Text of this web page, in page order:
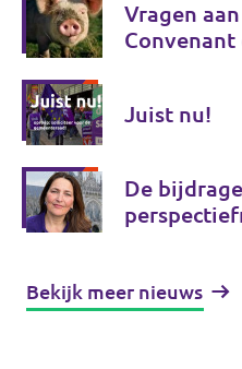
Vragen
Juist nu!
De
Bekijk meer nieuws